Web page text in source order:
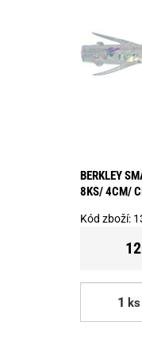
BERKLEY
8KS/ 4CM/
Kód zboží:
ks